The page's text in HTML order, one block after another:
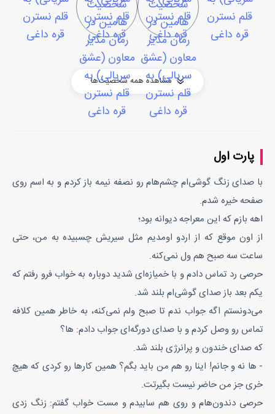
مشاهده همه شخصیت‌ها
پارت اول
با صدای زنگ گوشی‌ام چشم‌هام رو نصفه نیمه باز کردم و به اسم روی
صفحه خیره شدم.
اهه بازم که این معراجه دیوانه بود؛
از اون موقع که از اردو اومدیم مثل سیریش چسبیده به من، حتی
ساعت سه صبح هم ول نمی‌کنه.
حرصی رد تماس دادم و با خمیازه‌ای شدید دوباره به خواب فرو رفتم که
یکم بعد باز صدای گوشی‌ام بلند شد.
می‌دونستم اگه جواب ندم تا صبح ولم نمی‌کنه، به خاطر همین کلافه
تماس رو وصل کردم و با صدای دورگه‌ای جواب دادم: ها؟
که صدای خندون و پرانرژی بلند شد.
- ها نه و جانم! اینا رو هم من باید بگم؟ همین کارها رو کردی که هیچ
خری جز من حاضر نیست بگیرتت.
حرصی دندون‌هام و روی هم سابیدم و مست خواب گفتم: زنگ زدی